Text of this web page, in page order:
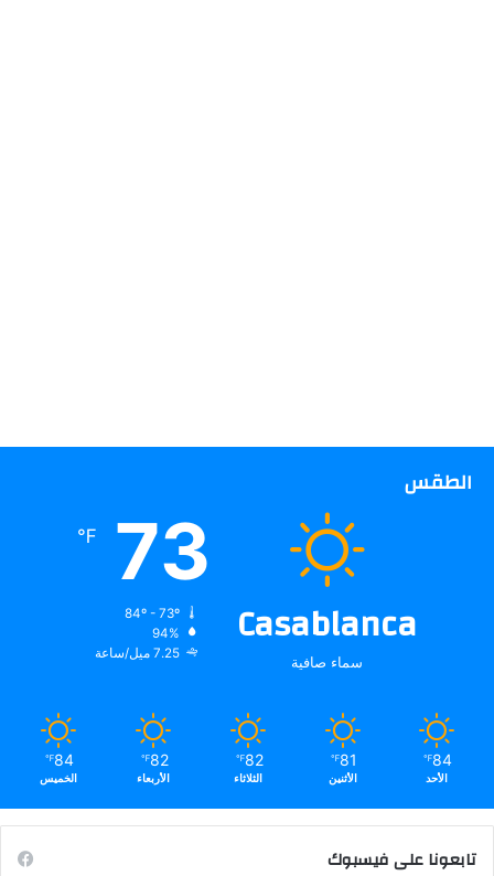
الطقس
Casablanca
سماء صافية
73
℉
94%
7.25 ميل/ساعة
84
℉
الأحد
81
℉
الأثنين
82
℉
الثلاثاء
82
℉
الأربعاء
84
℉
الخميس
تابعونا على فيسبوك